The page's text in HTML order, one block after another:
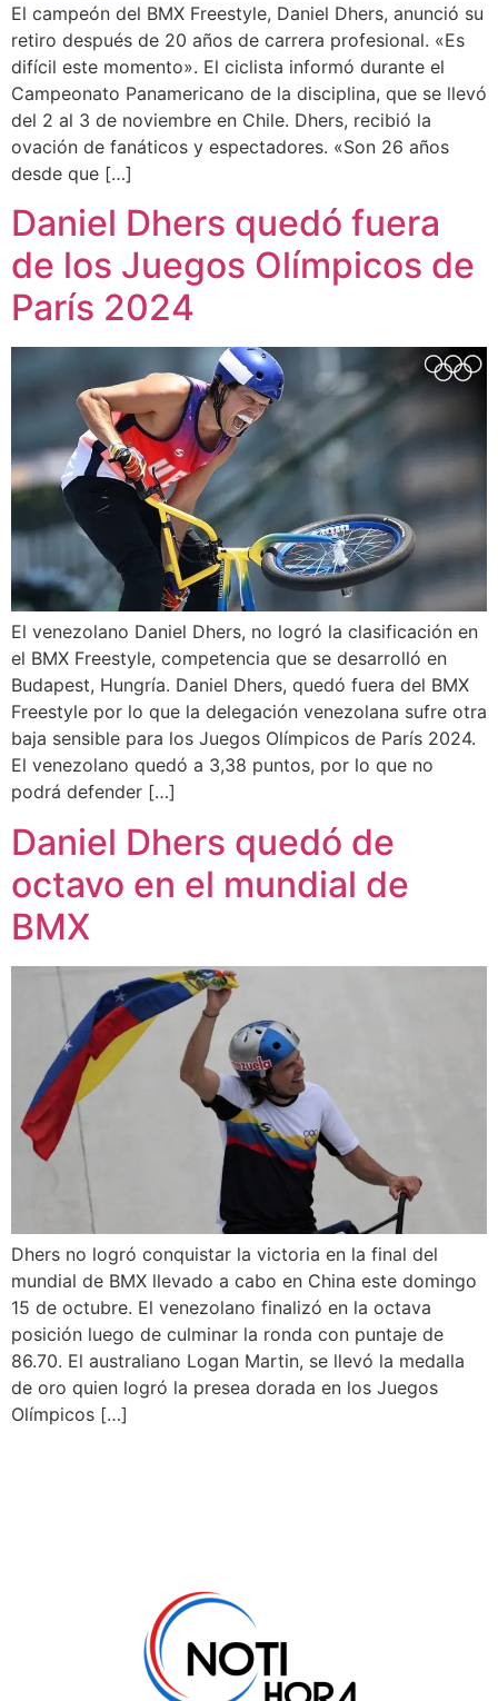
El campeón del BMX Freestyle, Daniel Dhers, anunció su
retiro después de 20 años de carrera profesional. «Es
difícil este momento». El ciclista informó durante el
Campeonato Panamericano de la disciplina, que se llevó
del 2 al 3 de noviembre en Chile. Dhers, recibió la
ovación de fanáticos y espectadores. «Son 26 años
desde que […]
Daniel Dhers quedó fuera
de los Juegos Olímpicos de
París 2024
El venezolano Daniel Dhers, no logró la clasificación en
el BMX Freestyle, competencia que se desarrolló en
Budapest, Hungría. Daniel Dhers, quedó fuera del BMX
Freestyle por lo que la delegación venezolana sufre otra
baja sensible para los Juegos Olímpicos de París 2024.
El venezolano quedó a 3,38 puntos, por lo que no
podrá defender […]
Daniel Dhers quedó de
octavo en el mundial de
BMX
Dhers no logró conquistar la victoria en la final del
mundial de BMX llevado a cabo en China este domingo
15 de octubre. El venezolano finalizó en la octava
posición luego de culminar la ronda con puntaje de
86.70. El australiano Logan Martin, se llevó la medalla
de oro quien logró la presea dorada en los Juegos
Olímpicos […]